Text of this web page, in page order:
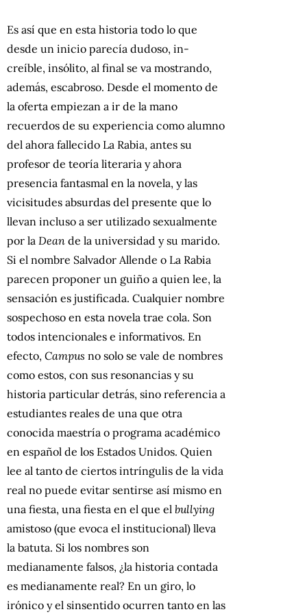
Es así que en esta historia todo lo que
desde un inicio parecía dudoso, in-
creíble, insólito, al final se va mostrando,
además, escabroso. Desde el momento de
la oferta empiezan a ir de la mano
recuerdos de su experiencia como alumno
del ahora fallecido La Rabia, antes su
profesor de teoría literaria y ahora
presencia fantasmal en la novela, y las
vicisitudes absurdas del presente que lo
llevan incluso a ser utilizado sexualmente
por la Dean de la universidad y su marido.
Si el nombre Salvador Allende o La Rabia
parecen proponer un guiño a quien lee, la
sensación es justificada. Cualquier nombre
sospechoso en esta novela trae cola. Son
todos intencionales e informativos. En
efecto, Campus no solo se vale de nombres
como estos, con sus resonancias y su
historia particular detrás, sino referencia a
estudiantes reales de una que otra
conocida maestría o programa académico
en español de los Estados Unidos. Quien
lee al tanto de ciertos intríngulis de la vida
real no puede evitar sentirse así mismo en
una fiesta, una fiesta en el que el bullying
amistoso (que evoca el institucional) lleva
la batuta. Si los nombres son
medianamente falsos, ¿la historia contada
es medianamente real? En un giro, lo
irónico y el sinsentido ocurren tanto en las